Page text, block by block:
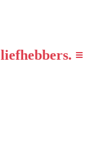
≡